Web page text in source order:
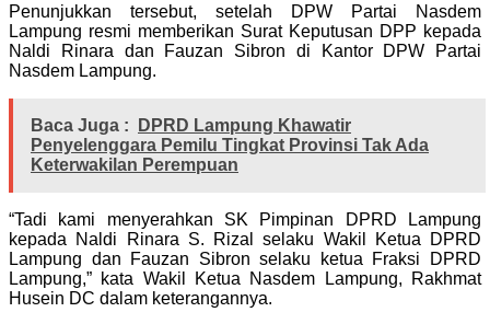
Penunjukkan tersebut, setelah DPW Partai Nasdem
Lampung resmi memberikan Surat Keputusan DPP kepada
Naldi Rinara dan Fauzan Sibron di Kantor DPW Partai
Nasdem Lampung.
Baca Juga :
DPRD Lampung Khawatir
Penyelenggara Pemilu Tingkat Provinsi Tak Ada
Keterwakilan Perempuan
“Tadi kami menyerahkan SK Pimpinan DPRD Lampung
kepada Naldi Rinara S. Rizal selaku Wakil Ketua DPRD
Lampung dan Fauzan Sibron selaku ketua Fraksi DPRD
Lampung,” kata Wakil Ketua Nasdem Lampung, Rakhmat
Husein DC dalam keterangannya.